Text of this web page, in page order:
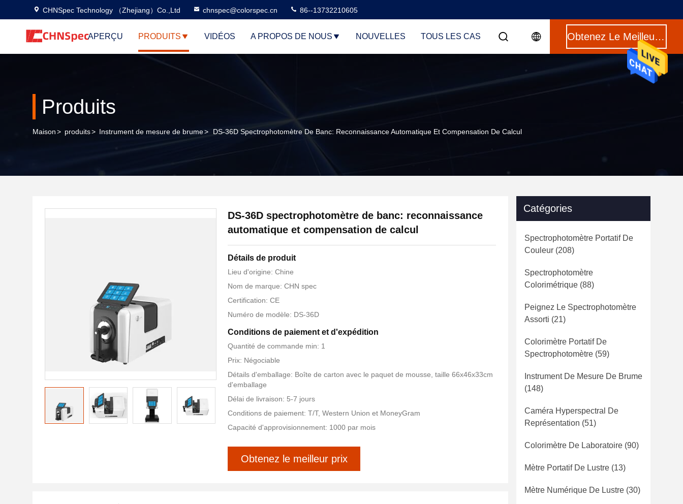
CHNSpec Technology （Zhejiang）Co.,Ltd chnspec@colorspec.cn 86--13732210605
APERÇU PRODUITS VIDÉOS A PROPOS DE NOUS NOUVELLES TOUS LES CAS Obtenez Le Meilleur Prix
Produits
Maison> produits> Instrument de mesure de brume> DS-36D Spectrophotomètre De Banc: Reconnaissance Automatique Et Compensation De Calcul
DS-36D spectrophotomètre de banc: reconnaissance
automatique et compensation de calcul
Détails de produit
Lieu d'origine: Chine
Nom de marque: CHN spec
Certification: CE
Numéro de modèle: DS-36D
Conditions de paiement et d'expédition
Quantité de commande min: 1
Prix: Négociable
Détails d'emballage: Boîte de carton avec le paquet de mousse, taille 66x46x33cm
d'emballage
Délai de livraison: 5-7 jours
Conditions de paiement: T/T, Western Union et MoneyGram
Capacité d'approvisionnement: 1000 par mois
Obtenez le meilleur prix
Catégories
Spectrophotomètre Portatif De
Couleur (208)
Spectrophotomètre
Colorimétrique (88)
Peignez Le Spectrophotomètre
Assorti (21)
Colorimètre Portatif De
Spectrophotomètre (59)
Instrument De Mesure De Brume
(148)
Caméra Hyperspectral De
Représentation (51)
Colorimètre De Laboratoire (90)
Mètre Portatif De Lustre (13)
Mètre Numérique De Lustre (30)